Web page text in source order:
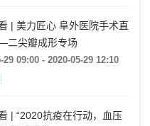
| 美力匠心 阜外医院手术直
尖瓣成形专场
29 09:00 - 2020-05-29 12:10
| “2020抗疫在行动，血压